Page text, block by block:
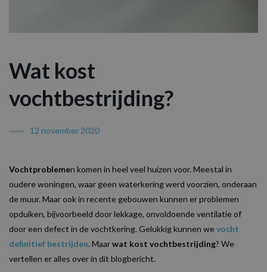
Wat kost
vochtbestrijding?
12 november 2020
Vochtproblemen komen in heel veel huizen voor. Meestal in
oudere woningen, waar geen waterkering werd voorzien, onderaan
de muur. Maar ook in recente gebouwen kunnen er problemen
opduiken, bijvoorbeeld door lekkage, onvoldoende ventilatie of
door een defect in de vochtkering. Gelukkig kunnen wevocht
definitief bestrijden. Maarwat kost vochtbestrijding? We
vertellen er alles over in dit blogbericht.